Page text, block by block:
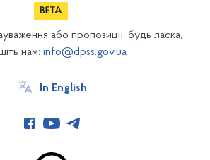
або пропозиції, будь ласка,
нам: info@dpss.gov.ua
In English